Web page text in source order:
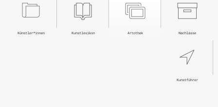
Nachlässe
Artothek
Kunstlexikon
Künstler*innen
Kunstführer